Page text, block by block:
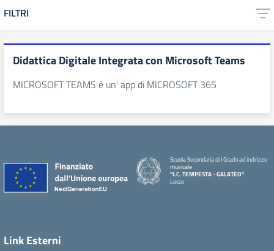
FILTRI
Didattica Digitale Integrata con Microsoft Teams
MICROSOFT TEAMS è un' app di MICROSOFT 365
Scuola Secondaria di I Grado ad indirizzo
musicale
"I.C. TEMPESTA - GALATEO"
Lecce
Link Esterni